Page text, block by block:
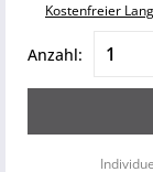
Kostenfreier
Anzahl: